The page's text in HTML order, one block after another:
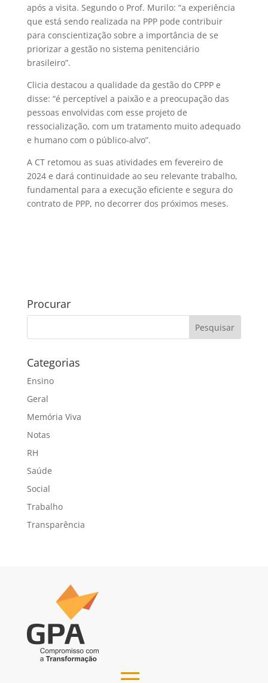
após a visita. Segundo o Prof. Murilo: “a experiência
que está sendo realizada na PPP pode contribuir
para conscientização sobre a importância de se
priorizar a gestão no sistema penitenciário
brasileiro”.
Clicia destacou a qualidade da gestão do CPPP e
disse: “é perceptível a paixão e a preocupação das
pessoas envolvidas com esse projeto de
ressocialização, com um tratamento muito adequado
e humano com o público-alvo”.
A CT retomou as suas atividades em fevereiro de
2024 e dará continuidade ao seu relevante trabalho,
fundamental para a execução eficiente e segura do
contrato de PPP, no decorrer dos próximos meses.
Procurar
Categorias
Ensino
Geral
Memória Viva
Notas
RH
Saúde
Social
Trabalho
Transparência